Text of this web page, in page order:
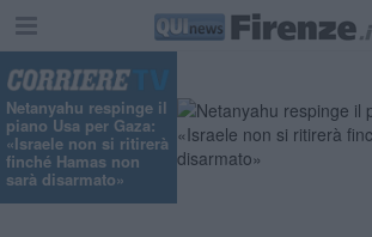
Netanyahu respinge il
piano Usa per Gaza:
«Israele non si ritirerà
finché Hamas non
sarà disarmato»